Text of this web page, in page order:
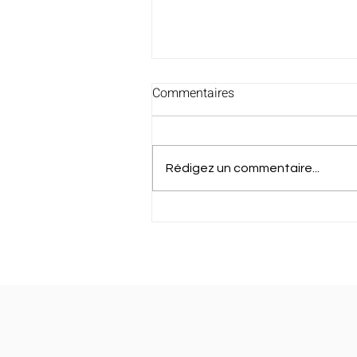
Commentaires
Rédigez un commentaire...